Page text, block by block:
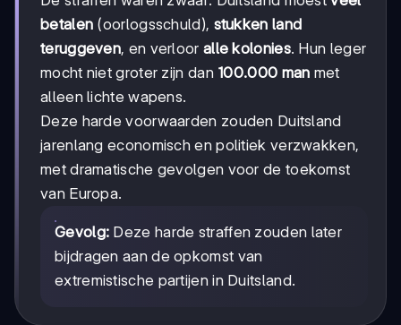
betalen (oorlogsschuld), stukken land
teruggeven, en verloor alle kolonies. Hun leger
mocht niet groter zijn dan 100.000 man met
alleen lichte wapens.
Deze harde voorwaarden zouden Duitsland
jarenlang economisch en politiek verzwakken,
met dramatische gevolgen voor de toekomst
van Europa.
Gevolg: Deze harde straffen zouden later
bijdragen aan de opkomst van
extremistische partijen in Duitsland.